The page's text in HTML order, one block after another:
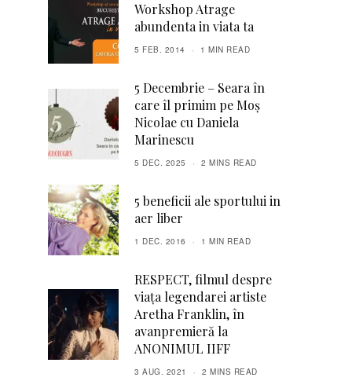
Workshop Atrage
abundenta in viata ta
5 FEB. 2014 1 MIN READ
5 Decembrie – Seara în
care îl primim pe Moș
Nicolae cu Daniela
Marinescu
5 DEC. 2025 2 MINS READ
5 beneficii ale sportului in
aer liber
1 DEC. 2016 1 MIN READ
RESPECT, filmul ​​despre
viața legendarei artiste
Aretha Franklin, în
avanpremieră la
ANONIMUL IIFF
3 AUG. 2021 2 MINS READ